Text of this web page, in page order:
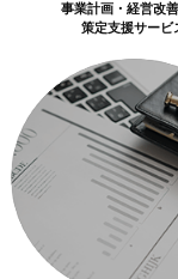
事業計画・経営改
策定支援サービ